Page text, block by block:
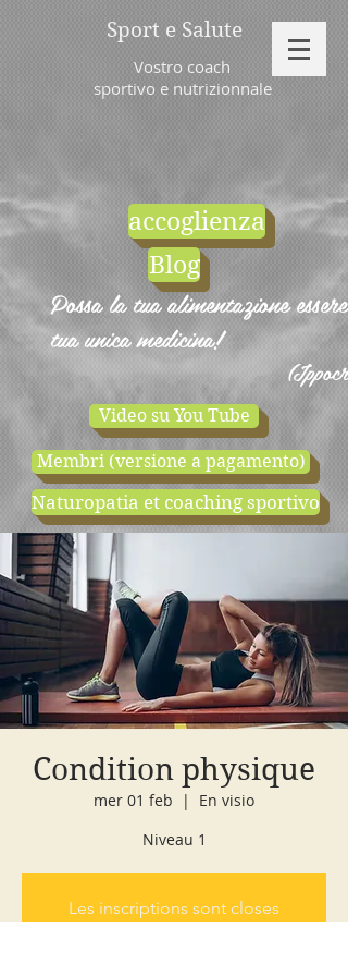
Sport e Salute
Vostro coach
sportivo e nutrizionnale
accoglienza
Blog
Possa la tua alimentazione essere
tua unica medicina!
Video su You Tube
Membri (versione a pagamento)
Naturopatia et coaching sportivo
cours d'essai negozio
Condition physique
mer 01 feb
  |
En visio
Niveau 1
Les inscriptions sont closes